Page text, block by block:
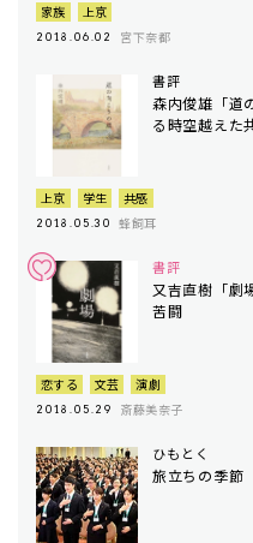
家族 上京
2018.06.02 宮下奈都
書評
森内俊雄「道
る時空越えた
上京 学生 共感
2018.05.30 蜂飼耳
書評
又吉直樹「劇
苦闘
恋する 文芸 演劇
2018.05.29 斎藤美奈子
ひもとく
旅立ちの季節